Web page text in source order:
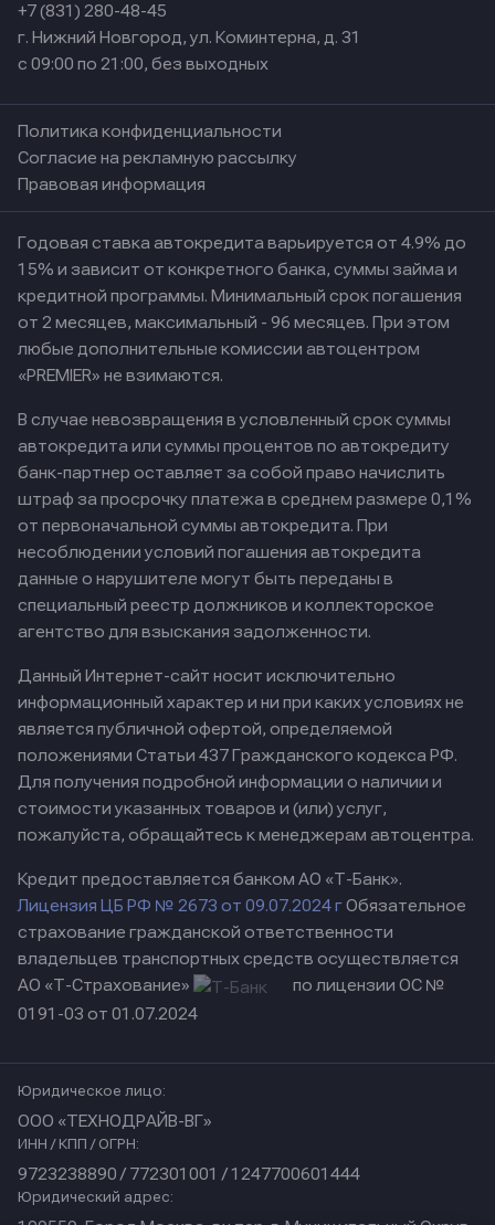
+7 (831) 280-48-45
г. Нижний Новгород, ул. Коминтерна, д. 31
с 09:00 по 21:00, без выходных
Политика конфиденциальности
Согласие на рекламную рассылку
Правовая информация
Годовая ставка автокредита варьируется от 4.9% до
15% и зависит от конкретного банка, суммы займа и
кредитной программы. Минимальный срок погашения
от 2 месяцев, максимальный - 96 месяцев. При этом
любые дополнительные комиссии автоцентром
«PREMIER» не взимаются.
В случае невозвращения в условленный срок суммы
автокредита или суммы процентов по автокредиту
банк-партнер оставляет за собой право начислить
штраф за просрочку платежа в среднем размере 0,1%
от первоначальной суммы автокредита. При
несоблюдении условий погашения автокредита
данные о нарушителе могут быть переданы в
специальный реестр должников и коллекторское
агентство для взыскания задолженности.
Данный Интернет-сайт носит исключительно
информационный характер и ни при каких условиях не
является публичной офертой, определяемой
положениями Статьи 437 Гражданского кодекса РФ.
Для получения подробной информации о наличии и
стоимости указанных товаров и (или) услуг,
пожалуйста, обращайтесь к менеджерам автоцентра.
Кредит предоставляется банком АО «Т-Банк».
Лицензия ЦБ РФ № 2673 от 09.07.2024 гОбязательное
страхование гражданской ответственности
владельцев транспортных средств осуществляется
АО «Т-Страхование»
по лицензии ОС №
0191-03 от 01.07.2024
Юридическое лицо:
ООО «ТЕХНОДРАЙВ-ВГ»
ИНН / КПП / ОГРН:
9723238890 / 772301001 / 1247700601444
Юридический адрес: